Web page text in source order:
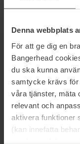
Denna webbplats
För att ge dig en
Bangerhead
du ska kunna
samtycke krävs för
våra tjänster, mäta
relevant och
aktivera funktioner
(kan innefatta
proportioner og er dit
denne sommer.
klassiske firkantede
udstyret med
skræddersyet
tonede linser for et
monteret med
brudsikre og ridsefaste
Varenummer: 106829